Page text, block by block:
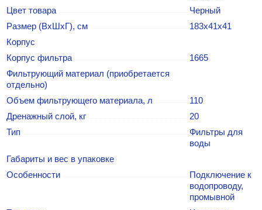
Цвет товара
Черный
Размер (ВхШхГ), см
183х41х41
Корпус
Корпус фильтра
1665
Фильтрующий материал (приобретается
отдельно)
Объем фильтрующего материала, л
110
Дренажный слой, кг
20
Тип
Фильтры для
воды
Габариты и вес в упаковке
Особенности
Подключение к
водопроводу,
промывной